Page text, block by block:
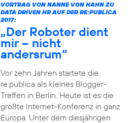
VORTRAG VON NANNE VON HAHN ZU
DATA DRIVEN HR AUF DER RE:PUBLICA
2017:
„Der Roboter dient
mir – nicht
andersrum“
Vor zehn Jahren startete die
re:publica als kleines Blogger-
Treffen in Berlin. Heute ist es die
größte Internet-Konferenz in ganz
Europa. Unter dem diesjährigen